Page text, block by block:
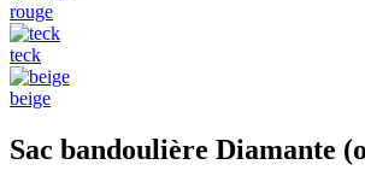
rouge
teck
beige
Sac bandoulière Diamante